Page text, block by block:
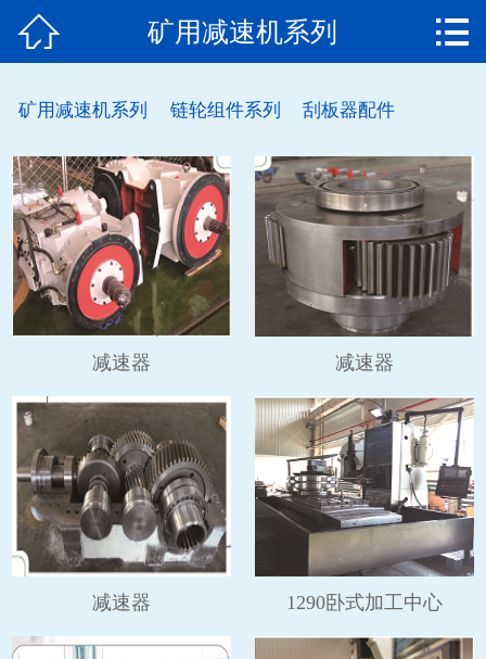
网站首页
案例展示
荣誉资质
新闻中心
联系我们
 矿用减速机系列 
矿用减速机系列 链轮组件系列 刮板器配件
减速器 减速器
减速器 1290卧式加工中心